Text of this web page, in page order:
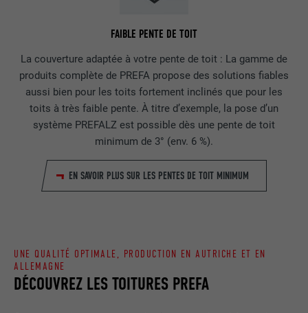
FAIBLE PENTE DE TOIT
La couverture adaptée à votre pente de toit : La gamme de
produits complète de PREFA propose des solutions fiables
aussi bien pour les toits fortement inclinés que pour les
toits à très faible pente. À titre d’exemple, la pose d’un
système PREFALZ est possible dès une pente de toit
minimum de 3° (env. 6 %).
EN SAVOIR PLUS SUR LES PENTES DE TOIT MINIMUM
DÉCOUVREZ LES TOITURES PREFA
UNE QUALITÉ OPTIMALE, PRODUCTION EN AUTRICHE ET EN
ALLEMAGNE
UTILITÉ
fonctionnement de l'extension qui gère
être enregistré pour que l'outil sache
quels groupes de cookies ont été
acceptés par l'utilisateur.
EXPIRATION 1 jour
Est utilisé par Google Analytics pour
limiter le taux de sollicitation.
NOM _gid
UTILITÉ
pour générer des données statistiques
Google
EXPIRATION 6 mois
Ce cookie comprend un identifiant
unique via lequel vos paramètres
préférés et d'autres informations sont
enregistrés, en particulier la langue que
vous préférez, combien de résultats de
recherche doivent être affichés par page
(p. ex. 10 ou 20) et si le filtre Google
NOM lang
FOURNISSEUR ads.linkedin.com